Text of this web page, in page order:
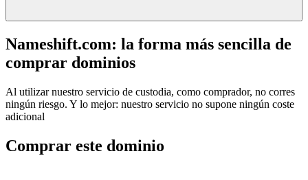
Nameshift.com: la forma más sencilla de
comprar dominios
Al utilizar nuestro servicio de custodia, como comprador, no corres
ningún riesgo. Y lo mejor: nuestro servicio no supone ningún coste
adicional
Comprar este dominio